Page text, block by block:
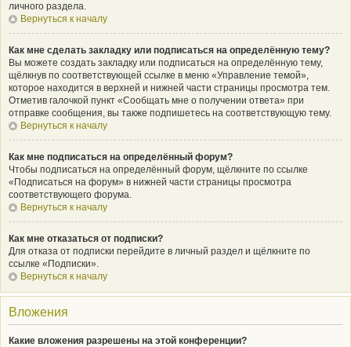
личного раздела.
Вернуться к началу
Как мне сделать закладку или подписаться на определённую тему?
Вы можете создать закладку или подписаться на определённую тему,
щёлкнув по соответствующей ссылке в меню «Управление темой»,
которое находится в верхней и нижней части страницы просмотра тем.
Отметив галочкой пункт «Сообщать мне о получении ответа» при
отправке сообщения, вы также подпишетесь на соответствующую тему.
Вернуться к началу
Как мне подписаться на определённый форум?
Чтобы подписаться на определённый форум, щёлкните по ссылке
«Подписаться на форум» в нижней части страницы просмотра
соответствующего форума.
Вернуться к началу
Как мне отказаться от подписки?
Для отказа от подписки перейдите в личный раздел и щёлкните по
ссылке «Подписки».
Вернуться к началу
Вложения
Какие вложения разрешены на этой конференции?